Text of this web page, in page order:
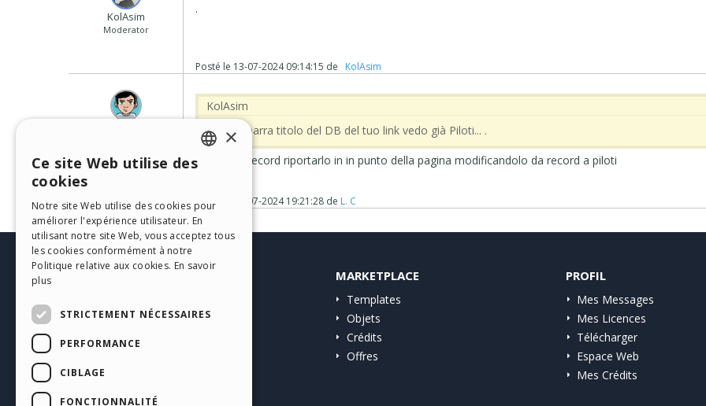
‪ KolAsim ‪ ‪
Moderator
.
Posté le 13-07-2024 09:14:15 de ‪ KolAsim ‪ ‪
‪ KolAsim ‪ ‪
... nella barra titolo del DB del tuo link vedo già Piloti... .
Il numero record riportarlo in in punto della pagina modificandolo da record a piloti
Posté le 14-07-2024 19:21:28 de L. C
Communauté
Sites Utilisateurs
MARKETPLACE
Templates
Objets
Crédits
Offres
PROFIL
Mes Messages
Mes Licences
Télécharger
Espace Web
Mes Crédits
ENGLISH
GERMAN
SPANISH
×
Ce site Web utilise des
cookies
Notre site Web utilise des cookies pour
améliorer l'expérience utilisateur. En
utilisant notre site Web, vous acceptez tous
les cookies conformément à notre
Politique relative aux cookies. En savoir
plus
STRICTEMENT NÉCESSAIRES
PERFORMANCE
CIBLAGE
FONCTIONNALITÉ